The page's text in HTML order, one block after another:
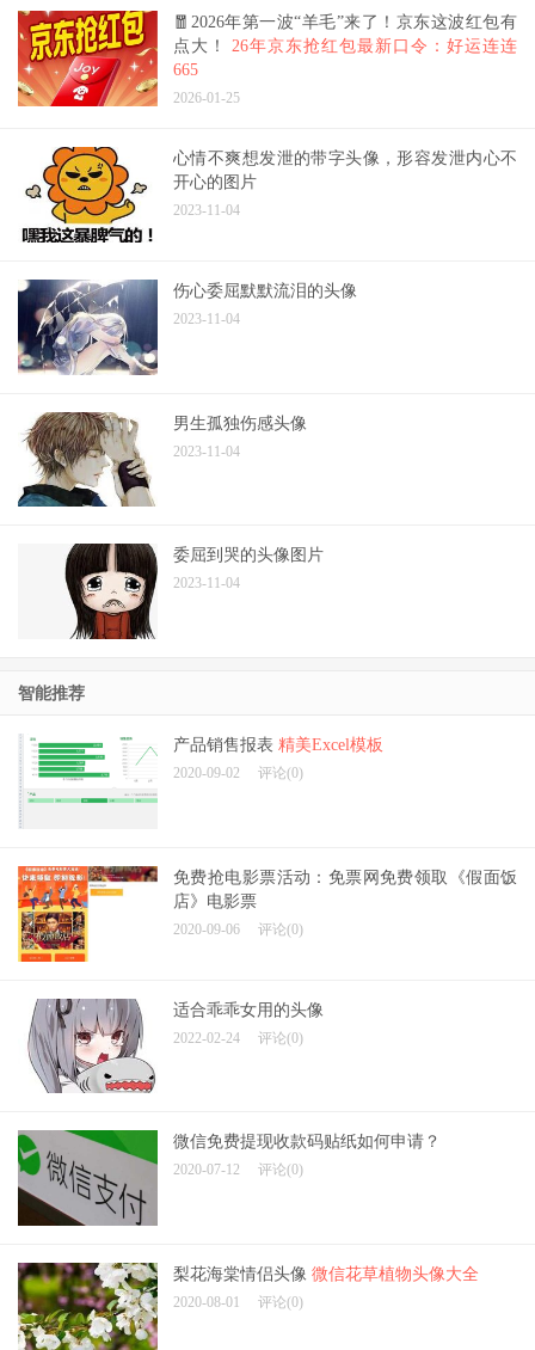
🧧2026年第一波“羊毛”来了！京东这波红包有
点大！ 26年京东抢红包最新口令：好运连连
665
2026-01-25
心情不爽想发泄的带字头像，形容发泄内心不
开心的图片
2023-11-04
伤心委屈默默流泪的头像
2023-11-04
男生孤独伤感头像
2023-11-04
委屈到哭的头像图片
2023-11-04
智能推荐
产品销售报表 精美Excel模板
2020-09-02 评论(0)
免费抢电影票活动：免票网免费领取《假面饭
店》电影票
2020-09-06 评论(0)
适合乖乖女用的头像
2022-02-24 评论(0)
微信免费提现收款码贴纸如何申请？
2020-07-12 评论(0)
梨花海棠情侣头像 微信花草植物头像大全
2020-08-01 评论(0)